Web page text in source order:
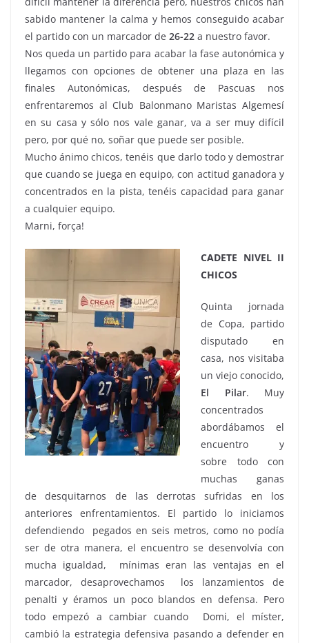
sabido mantener la calma y hemos conseguido acabar
el partido con un marcador de 26-22 a nuestro favor.
Nos queda un partido para acabar la fase autonómica y
llegamos con opciones de obtener una plaza en las
finales Autonómicas, después de Pascuas nos
enfrentaremos al Club Balonmano Maristas Algemesí
en su casa y sólo nos vale ganar, va a ser muy difícil
pero, por qué no, soñar que puede ser posible.
Mucho ánimo chicos, tenéis que darlo todo y demostrar
que cuando se juega en equipo, con actitud ganadora y
concentrados en la pista, tenéis capacidad para ganar
a cualquier equipo.
Marni, força!
CADETE NIVEL II
CHICOS
Quinta jornada
de Copa, partido
disputado en
casa, nos visitaba
un viejo conocido,
El Pilar. Muy
concentrados
abordábamos el
encuentro y
sobre todo con
muchas ganas
de desquitarnos de las derrotas sufridas en los
anteriores enfrentamientos. El partido lo iniciamos
defendiendo pegados en seis metros, como no podía
ser de otra manera, el encuentro se desenvolvía con
mucha igualdad, mínimas eran las ventajas en el
marcador, desaprovechamos los lanzamientos de
penalti y éramos un poco blandos en defensa. Pero
todo empezó a cambiar cuando Domi, el míster,
cambió la estrategia defensiva pasando a defender en